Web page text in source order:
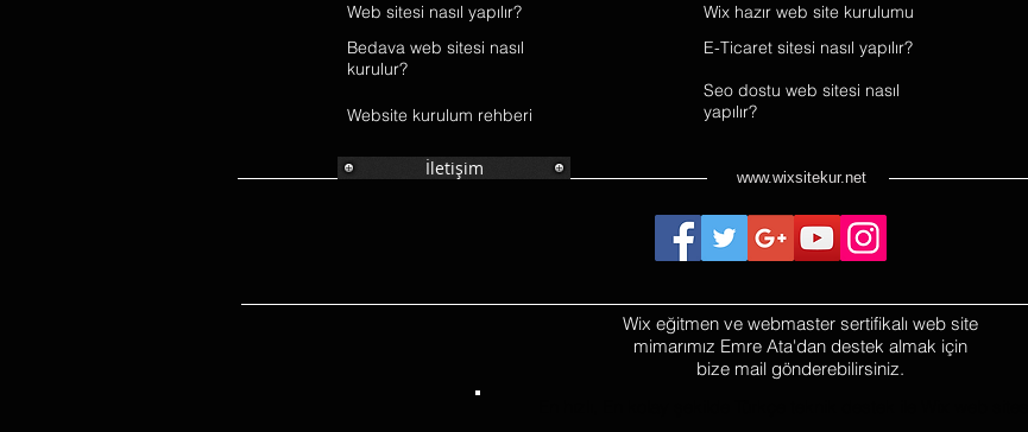
Web sitesi nasıl yapılır?
Bedava web sitesi nasıl
kurulur?
Website kurulum rehberi
Wix hazır web site kurulumu
E-Ticaret sitesi nasıl yapılır?
Seo dostu web sitesi nasıl
yapılır?
İletişim www.wixsitekur.net
Wix eğitmen ve webmaster sertifikalı web site
mimarımız Emre Ata'dan destek almak için
bize mail gönderebilirsiniz.